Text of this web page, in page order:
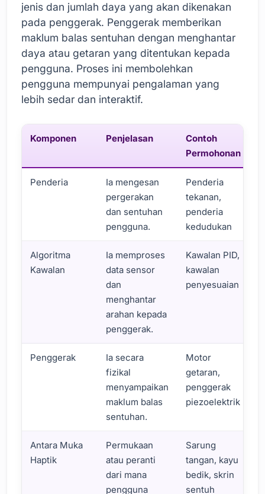
jenis dan jumlah daya yang akan dikenakan
pada penggerak. Penggerak memberikan
maklum balas sentuhan dengan menghantar
daya atau getaran yang ditentukan kepada
pengguna. Proses ini membolehkan
pengguna mempunyai pengalaman yang
lebih sedar dan interaktif.
Komponen Penjelasan
Contoh
Permohonan
Penderia
Ia mengesan
pergerakan
dan sentuhan
pengguna.
Penderia
tekanan,
penderia
kedudukan
Algoritma
Kawalan
Ia memproses
data sensor
dan
menghantar
arahan kepada
penggerak.
Kawalan PID,
kawalan
penyesuaian
Penggerak
Ia secara
fizikal
menyampaikan
maklum balas
sentuhan.
Motor
getaran,
penggerak
piezoelektrik
Antara Muka
Haptik
Permukaan
atau peranti
dari mana
pengguna
Sarung
tangan, kayu
bedik, skrin
sentuh